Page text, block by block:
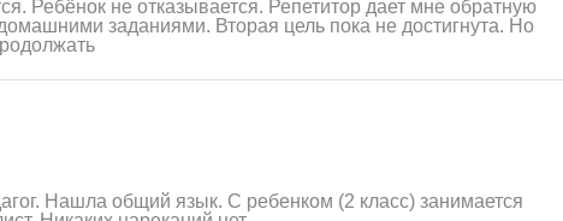
Ребёнок не отказывается. Репетитор дает мне обратную
заданиями. Вторая цель пока не достигнута. Но
Нашла общий язык. С ребенком (2 класс) занимается